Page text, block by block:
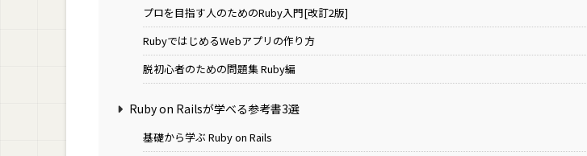
プロを目指す人のためのRuby入門[改訂2版]
RubyではじめるWebアプリの作り方
脱初心者のための問題集 Ruby編
Ruby on Railsが学べる参考書3選
基礎から学ぶ Ruby on Rails